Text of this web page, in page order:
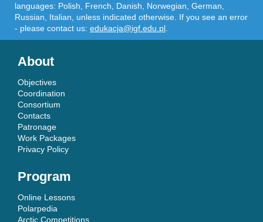
languages: Polish, French, Danish, Norwegian, German,
Russian, Italian, unless indicated otherwise. If you see an error
- please contact us: edukacja@igf.edu.pl
About
Objectives
Coordination
Consortium
Contacts
Patronage
Work Packages
Privacy Policy
Program
Online Lessons
Polarpedia
Arctic Competitions